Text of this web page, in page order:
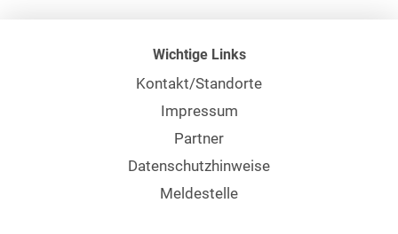
Wichtige Links
Kontakt/Standorte
Impressum
Partner
Datenschutzhinweise
Meldestelle